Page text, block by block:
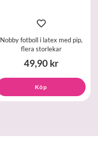
Nobby fotboll i latex med pip,
flera storlekar
49,90 kr
Köp